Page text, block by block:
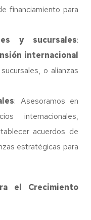
financiamiento para
y sucursales:
internacional
o alianzas
: Asesoramos en
internacionales,
acuerdos de
estratégicas para
el Crecimiento